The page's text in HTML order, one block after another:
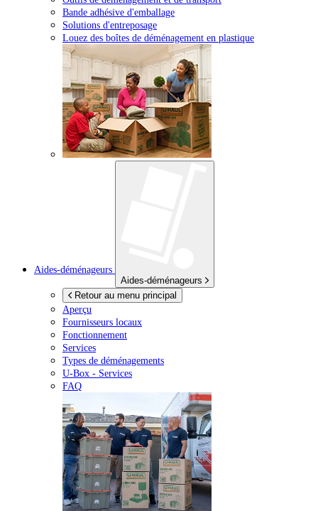
Bande adhésive d'emballage
Solutions d'entreposage
Louez des boîtes de déménagement en plastique
Aides-déménageurs
Aides-déménageurs
Retour au menu principal
Aperçu
Fournisseurs locaux
Fonctionnement
Services
Types de déménagements
U-Box - Services
FAQ